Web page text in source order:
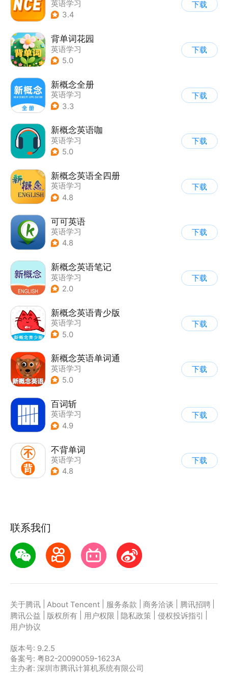
英语学习
3.4
下载
背单词花园
英语学习
5.0
下载
新概念全册
英语学习
3.3
下载
新概念英语咖
英语学习
5.0
下载
新概念英语全四册
英语学习
4.8
下载
可可英语
英语学习
4.8
下载
新概念英语笔记
英语学习
2.0
下载
新概念英语青少版
英语学习
5.0
下载
新概念英语单词通
英语学习
5.0
下载
百词斩
英语学习
4.9
下载
不背单词
英语学习
4.8
下载
联系我们
关于腾讯 About Tencent 服务条款 商务洽谈 腾讯招聘
腾讯公益
版权所有 用户权限 隐私政策 侵权投诉指引
用户协议
版本号: 9.2.5
备案号: 粤B2-20090059-1623A
主办者: 深圳市腾讯计算机系统有限公司